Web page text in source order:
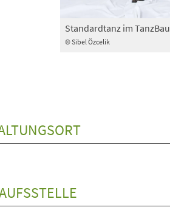
© Sibel Özcelik
Standardtanz im TanzBau